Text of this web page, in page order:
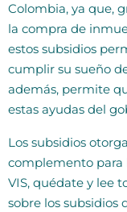
Colombia, ya que,
la compra de
estos subsidios
cumplir su sueño
además, permite
estas ayudas del
Los subsidios
complemento para
VIS, quédate y lee
sobre los subsidios